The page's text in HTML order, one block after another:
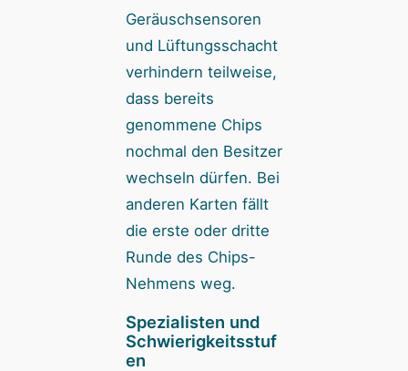
Geräuschsensoren
und Lüftungsschacht
verhindern teilweise,
dass bereits
genommene Chips
nochmal den Besitzer
wechseln dürfen. Bei
anderen Karten fällt
die erste oder dritte
Runde des Chips-
Nehmens weg.
Spezialisten und
Schwierigkeitsstuf
en